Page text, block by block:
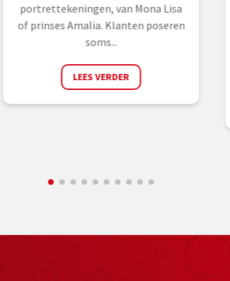
portrettekeningen, van Mona Lisa
of prinses Amalia. Klanten poseren
soms...
LEES VERDER